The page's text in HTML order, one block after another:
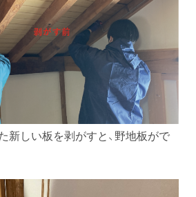
新しい板を剥がすと、野地板がで